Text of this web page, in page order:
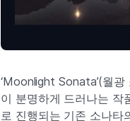
‘Moonlight Sonata’(월
이 분명하게 드러나는 작
로 진행되는 기존 소나타